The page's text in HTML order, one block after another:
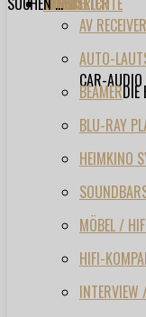
AV
AUTO-
CAR-AUDIO
BEAMERDIE
BLU-RAY
HEIMKINO
MÖBEL /
HIFI-
INTERVIEW